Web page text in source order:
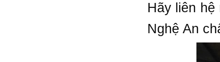
Hãy liên
Nghệ An